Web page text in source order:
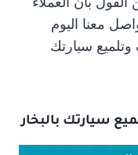
معنا اليوم
سيارتك
سيارتك بالبخار